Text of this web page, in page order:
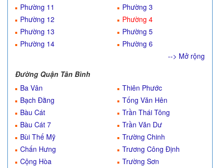
Phường 11
Phường 12
Phường 13
Phường 14
Phường 3
Phường 4
Phường 5
Phường 6
--> Mở rộng
Đường Quận Tân Bình
Ba Vân
Bạch Đằng
Bàu Cát
Bàu Cát 7
Bùi Thế Mỹ
Chấn Hưng
Cộng Hòa
Thiên Phước
Tống Văn Hên
Trần Thái Tông
Trần Văn Dư
Trường Chinh
Trương Công Định
Trường Sơn